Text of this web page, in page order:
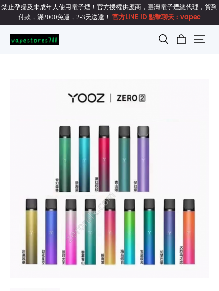
禁止孕婦及未成年人使用電子煙！官方授權供應商，臺灣電子煙總代理，貨到
付款，滿2000免運，2-3天送達！ 官方LINE ID 點擊聊天：vapec